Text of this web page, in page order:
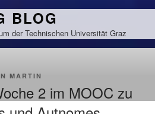
BLOG
der Technischen Universität Graz
MARTIN
2 im MOOC zu